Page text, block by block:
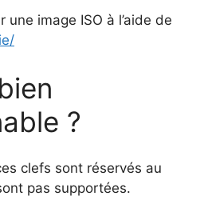
image ISO à l’aide de
?
clefs sont réservés au
pas supportées.